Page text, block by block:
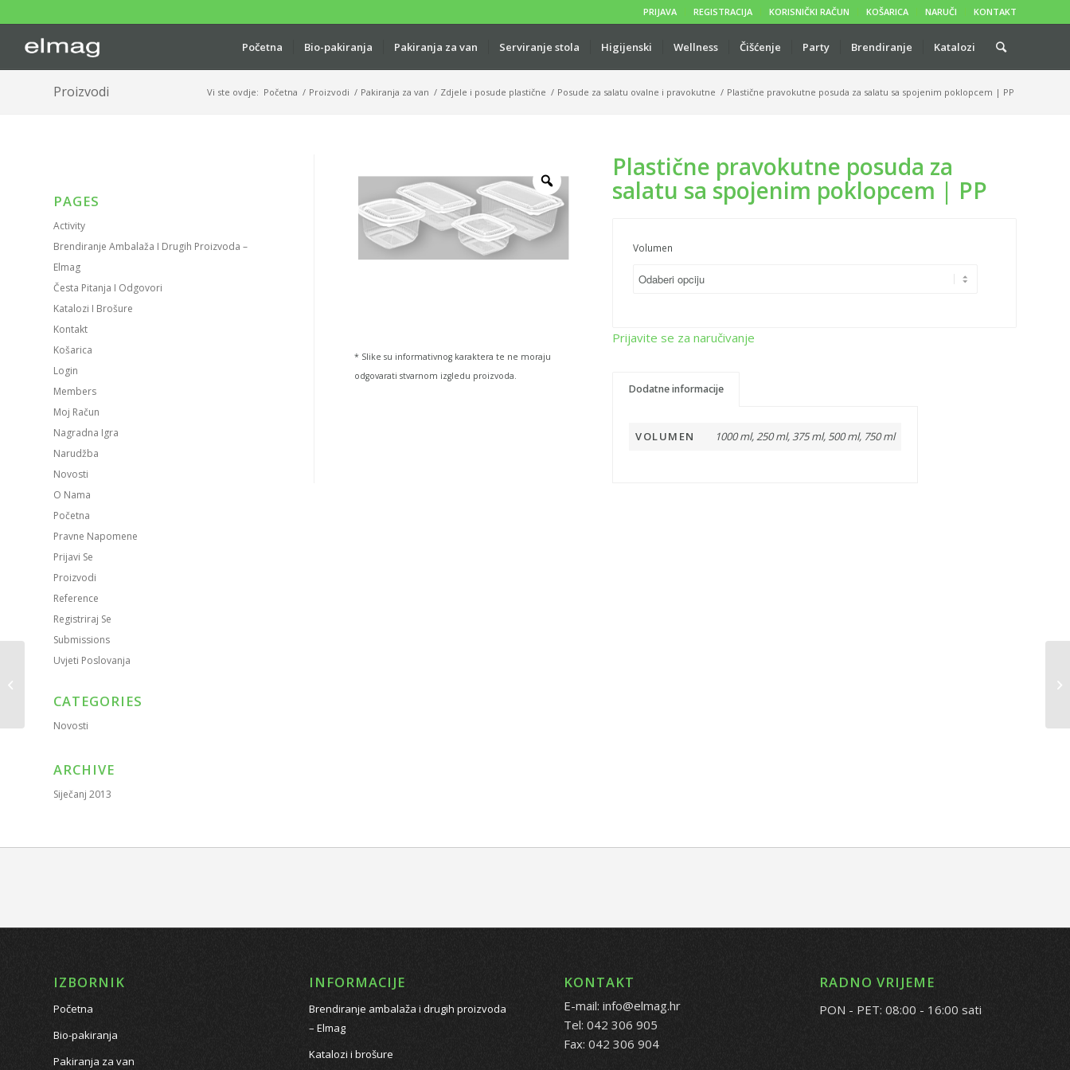
PRIJAVA REGISTRACIJA KORISNIČKI RAČUN KOŠARICA NARUČI KONTAKT
Početna Bio-pakiranja Pakiranja za van Serviranje stola Higijenski Wellness Čišćenje Party Brendiranje Katalozi
Proizvodi Vi ste ovdje: Početna / Proizvodi / Pakiranja za van / Zdjele i posude plastične / Posude za salatu ovalne i pravokutne / Plastične pravokutne posuda za salatu sa spojenim poklopcem | PP
PAGES
Activity
Brendiranje Ambalaža I Drugih Proizvoda –
Elmag
Česta Pitanja I Odgovori
Katalozi I Brošure
Kontakt
Košarica
Login
Members
Moj Račun
Nagradna Igra
Narudžba
Novosti
O Nama
Početna
Pravne Napomene
Prijavi Se
Proizvodi
Reference
Registriraj Se
Submissions
Uvjeti Poslovanja
CATEGORIES
Novosti
ARCHIVE
Siječanj 2013
* Slike su informativnog karaktera te ne moraju
odgovarati stvarnom izgledu proizvoda.
Plastične pravokutne posuda za
salatu sa spojenim poklopcem | PP
Volumen
Prijavite se za naručivanje
Dodatne informacije
VOLUMEN 1000 ml, 250 ml, 375 ml, 500 ml, 750 ml
IZBORNIK
Početna
Bio-pakiranja
Pakiranja za van
INFORMACIJE
Brendiranje ambalaža i drugih proizvoda
– Elmag
Katalozi i brošure
KONTAKT
E-mail: info@elmag.hr
Tel: 042 306 905
Fax: 042 306 904
RADNO VRIJEME
PON - PET: 08:00 - 16:00 sati
Poklopci za crne